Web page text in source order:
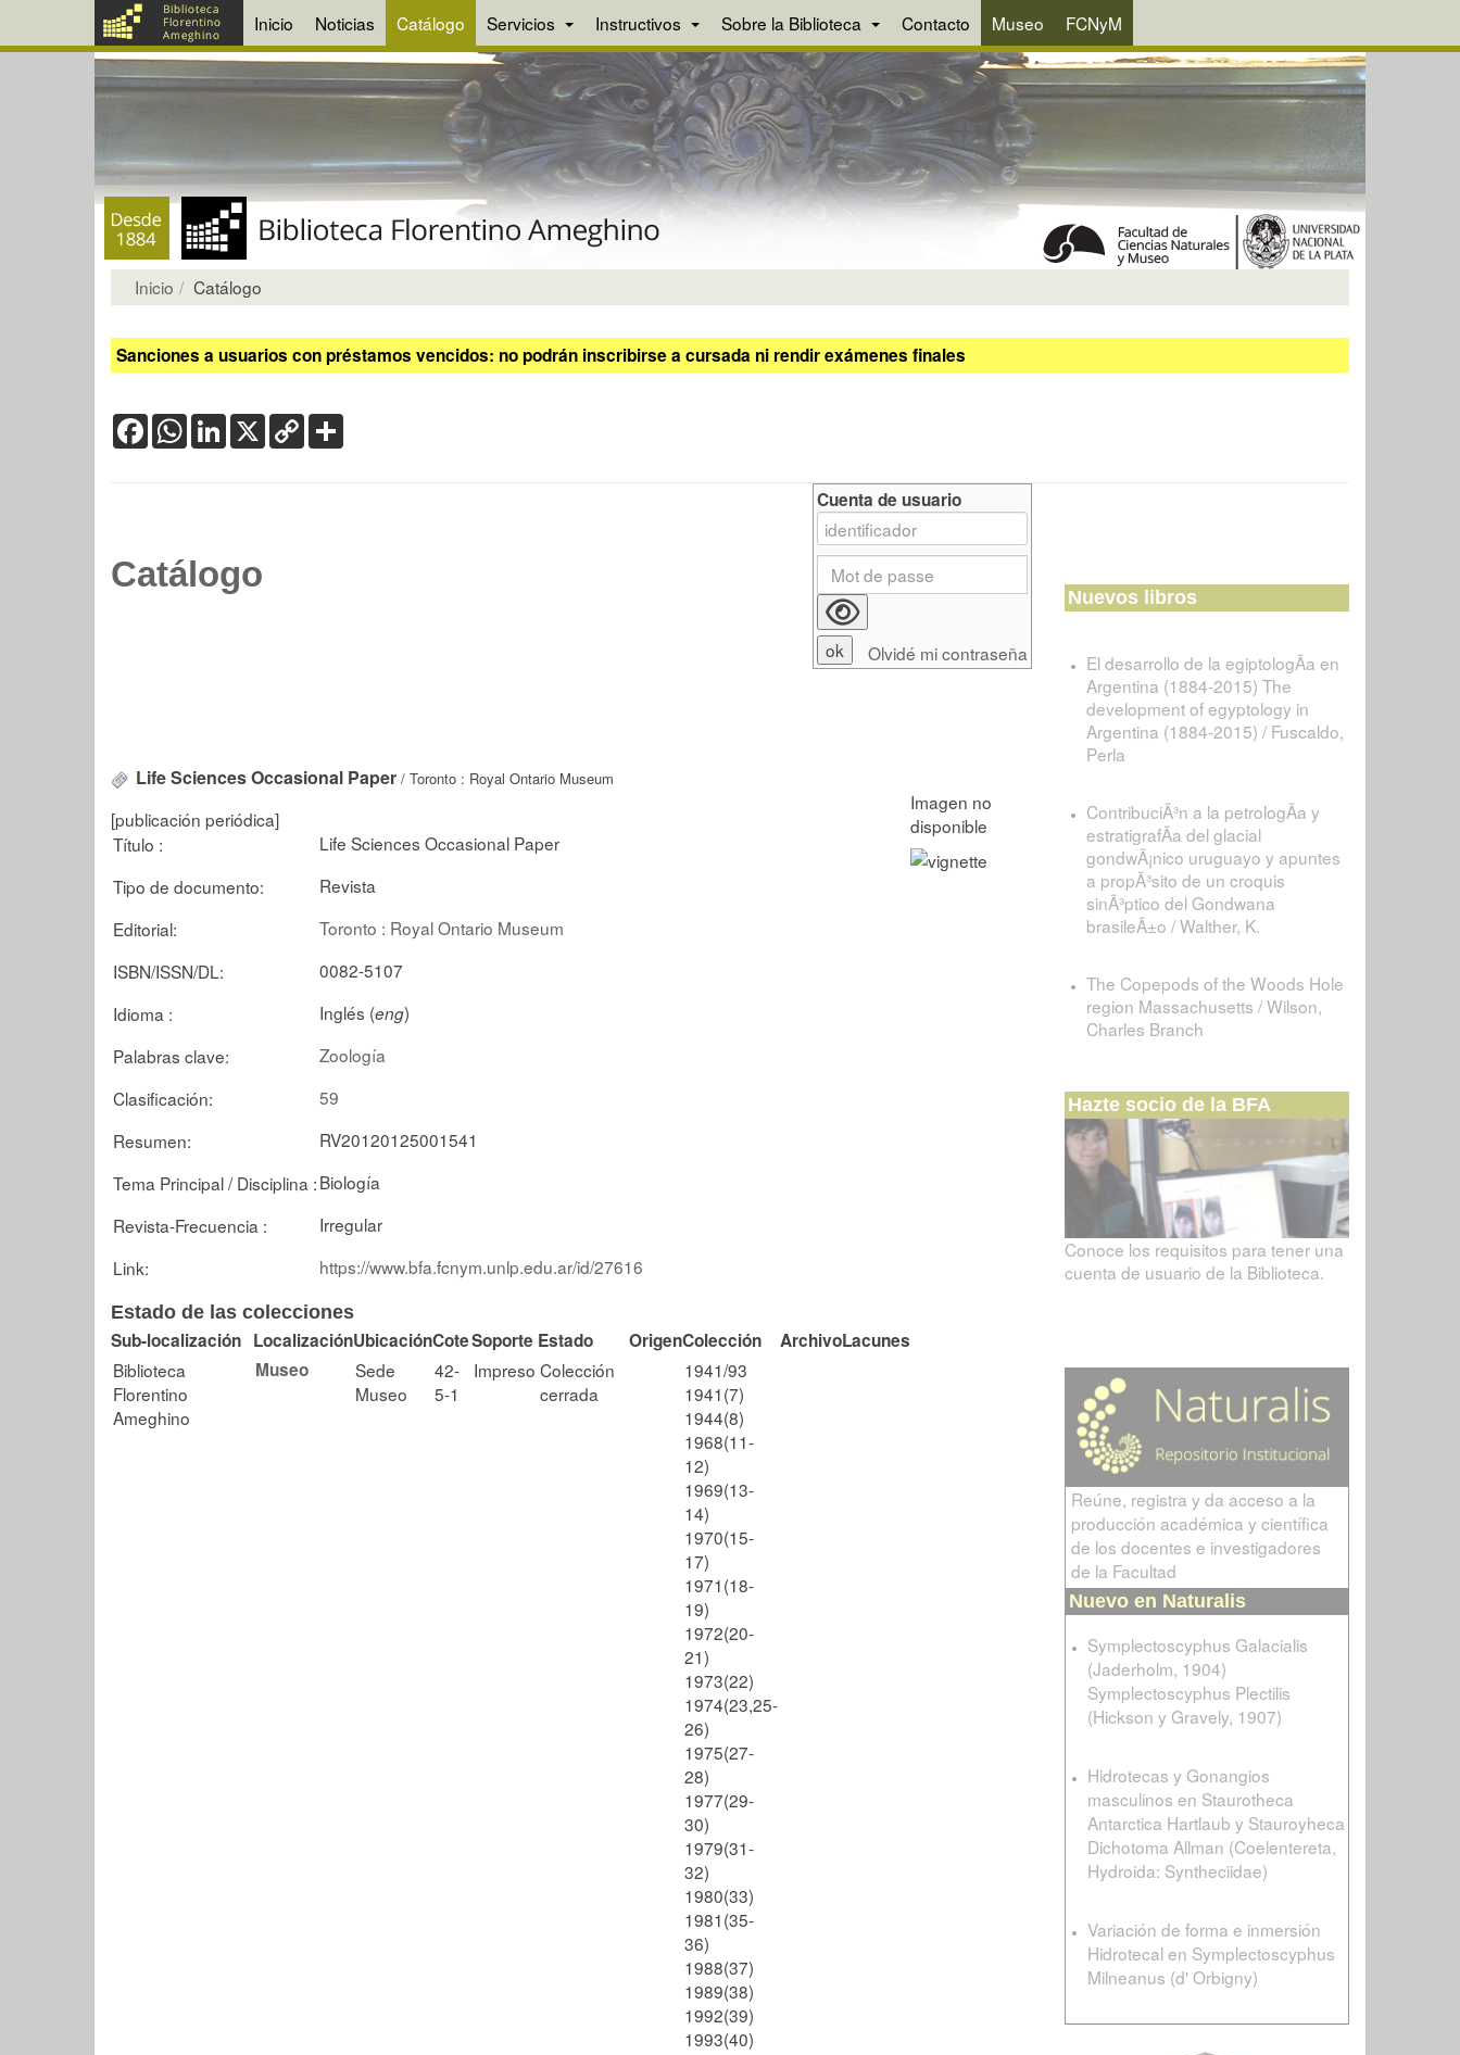
Inicio Noticias Catálogo Servicios Instructivos Sobre la Biblioteca Contacto Museo FCNyM
Inicio Catálogo
Sanciones a usuarios con préstamos vencidos: no podrán inscribirse a cursada ni rendir exámenes finales
FacebookWhatsApp
LinkedIn
X Copy
Link
Catálogo
Life Sciences Occasional Paper / Toronto : Royal Ontario Museum
[publicación periódica]
Título :
Life Sciences Occasional Paper
Tipo de documento:
Revista
Editorial:
Toronto : Royal Ontario Museum
ISBN/ISSN/DL:
0082-5107
Idioma :
Inglés (eng)
Palabras clave:
Zoología
Clasificación:
59
Resumen:
RV20120125001541
Tema Principal / Disciplina :Biología
Revista-Frecuencia :
Irregular
Link:
https://www.bfa.fcnym.unlp.edu.ar/id/27616
Estado de las colecciones
Sub-localización LocalizaciónUbicaciónCoteSoporte Estado OrigenColección ArchivoLacunes
Biblioteca
Florentino
Ameghino
Museo
Sede
Museo
42-
5-1
Impreso Colección
cerrada
1941/93
1941(7)
1944(8)
1968(11-
12)
1969(13-
14)
1970(15-
17)
1971(18-
19)
1972(20-
21)
1973(22)
1974(23,25-
26)
1975(27-
28)
1977(29-
30)
1979(31-
32)
1980(33)
1981(35-
36)
1988(37)
1989(38)
1992(39)
1993(40)
Cuenta de usuario
Olvidé mi contraseña
Nuevos libros
El desarrollo de la egiptologÃ­a en
Argentina (1884-2015) The
development of egyptology in
Argentina (1884-2015) / Fuscaldo,
Perla
ContribuciÃ³n a la petrologÃ­a y
estratigrafÃ­a del glacial
gondwÃ¡nico uruguayo y apuntes
a propÃ³sito de un croquis
sinÃ³ptico del Gondwana
brasileÃ±o / Walther, K.
The Copepods of the Woods Hole
region Massachusetts / Wilson,
Charles Branch
Hazte socio de la BFA
Conoce los requisitos para tener una
cuenta de usuario de la Biblioteca.
Reúne, registra y da acceso a la
producción académica y científica
de los docentes e investigadores
de la Facultad
Nuevo en Naturalis
Symplectoscyphus Galacialis
(Jaderholm, 1904)
Symplectoscyphus Plectilis
(Hickson y Gravely, 1907)
Hidrotecas y Gonangios
masculinos en Staurotheca
Antarctica Hartlaub y Stauroyheca
Dichotoma Allman (Coelentereta,
Hydroida: Syntheciidae)
Variación de forma e inmersión
Hidrotecal en Symplectoscyphus
Milneanus (d' Orbigny)